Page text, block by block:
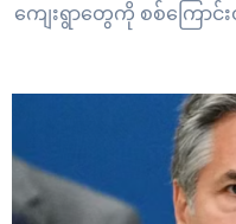
ကျေးရွာတွေကို စစ်ကြောင်